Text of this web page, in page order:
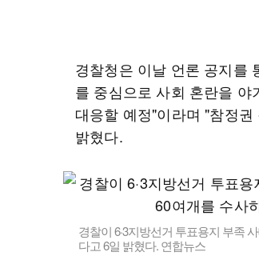
경찰청은 이날 언론 공지를
를 중심으로 사회 혼란을 야
대응할 예정"이라며 "참정
밝혔다.
경찰이 6·3지방선거 투표용지 부족
다고 6일 밝혔다. 연합뉴스